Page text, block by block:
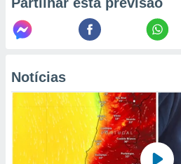
ou opor-
qualquer
Notícias